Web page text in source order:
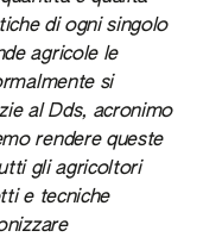
di ogni singolo
agricole le
si
al Dds, acronimo
rendere queste
gli agricoltori
e tecniche